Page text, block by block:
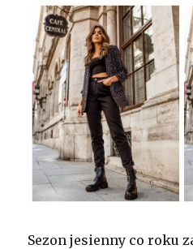
Sezon jesienny co roku